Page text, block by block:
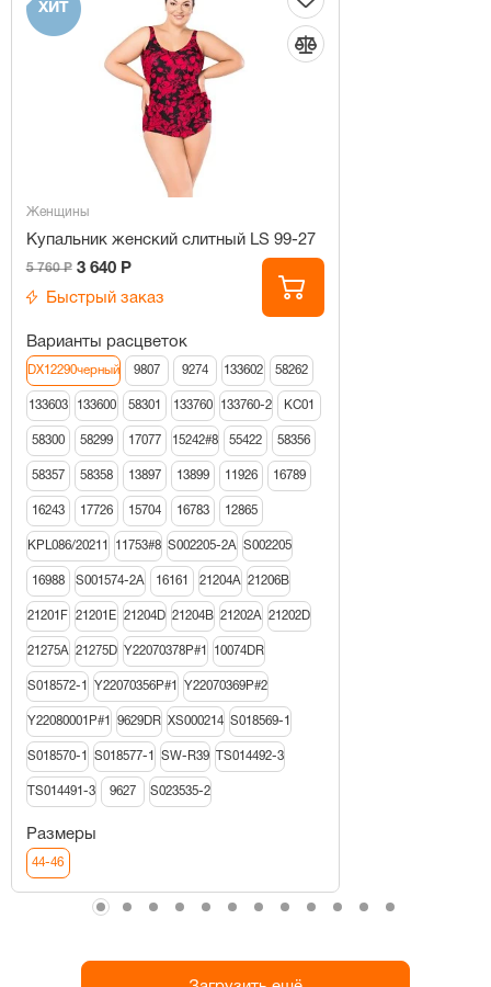
ХИТ
Женщины
Купальник женский слитный LS 99-27
5 760 Р 3 640 Р
Быстрый заказ
Варианты расцветок
DX12290черный 9807 9274 133602 58262
133603 133600 58301 133760 133760-2 КС01
58300 58299 17077 15242#8 55422 58356
58357 58358 13897 13899 11926 16789
16243 17726 15704 16783 12865
KPL086/20211 11753#8 S002205-2A S002205
16988 S001574-2A 16161 21204A 21206В
21201F 21201E 21204D 21204B 21202A 21202D
21275A 21275D Y22070378P#1 10074DR
S018572-1 Y22070356P#1 Y22070369P#2
Y22080001P#1 9629DR XS000214 S018569-1
S018570-1 S018577-1 SW-R39 TS014492-3
TS014491-3 9627 S023535-2
Размеры
44-46